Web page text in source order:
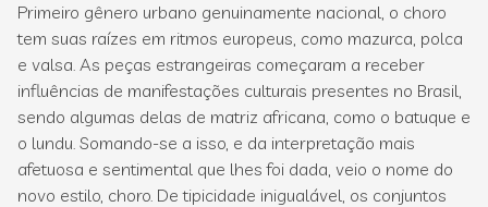
Primeiro gênero urbano genuinamente nacional, o choro
tem suas raízes em ritmos europeus, como mazurca, polca
e valsa. As peças estrangeiras começaram a receber
influências de manifestações culturais presentes no Brasil,
sendo algumas delas de matriz africana, como o batuque e
o lundu. Somando-se a isso, e da interpretação mais
afetuosa e sentimental que lhes foi dada, veio o nome do
novo estilo, choro. De tipicidade inigualável, os conjuntos